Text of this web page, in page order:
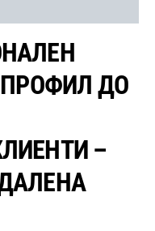
ПРОФИЛ ДО
–